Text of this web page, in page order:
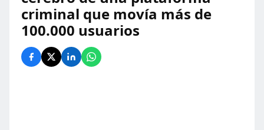
criminal que movía más de
100.000 usuarios